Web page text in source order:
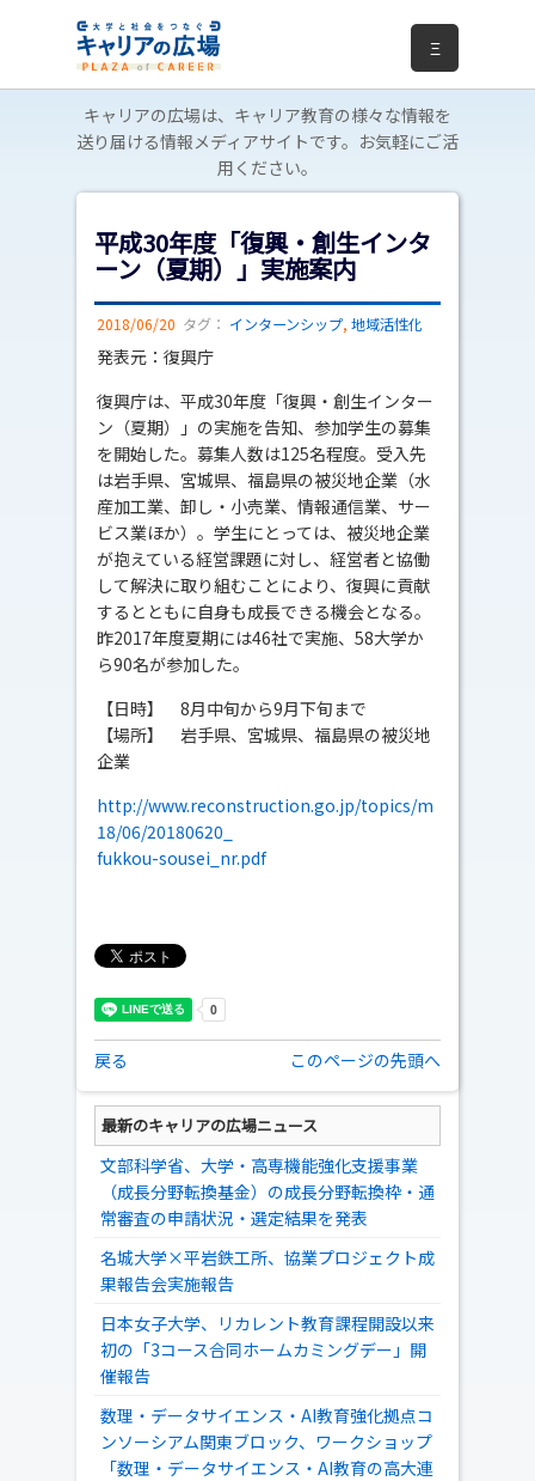
Ξ
キャリアの広場は、キャリア教育の様々な情報を
送り届ける情報メディアサイトです。お気軽にご活
用ください。
平成30年度「復興・創生インタ
ーン（夏期）」実施案内
2018/06/20 タグ： インターンシップ, 地域活性化
発表元：復興庁
復興庁は、平成30年度「復興・創生インター
ン（夏期）」の実施を告知、参加学生の募集
を開始した。募集人数は125名程度。受入先
は岩手県、宮城県、福島県の被災地企業（水
産加工業、卸し・小売業、情報通信業、サー
ビス業ほか）。学生にとっては、被災地企業
が抱えている経営課題に対し、経営者と協働
して解決に取り組むことにより、復興に貢献
するとともに自身も成長できる機会となる。
昨2017年度夏期には46社で実施、58大学か
ら90名が参加した。
【日時】 8月中旬から9月下旬まで
【場所】 岩手県、宮城県、福島県の被災地
企業
http://www.reconstruction.go.jp/topics/m
18/06/20180620_
fukkou-sousei_nr.pdf
戻る このページの先頭へ
最新のキャリアの広場ニュース
文部科学省、大学・高専機能強化支援事業
（成長分野転換基金）の成長分野転換枠・通
常審査の申請状況・選定結果を発表
名城大学×平岩鉄工所、協業プロジェクト成
果報告会実施報告
日本女子大学、リカレント教育課程開設以来
初の「3コース合同ホームカミングデー」開
催報告
数理・データサイエンス・AI教育強化拠点コ
ンソーシアム関東ブロック、ワークショップ
「数理・データサイエンス・AI教育の高大連